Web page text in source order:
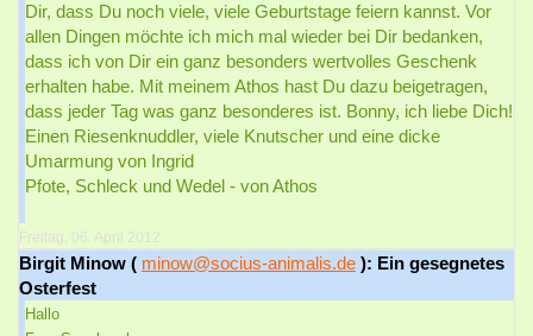
Dir, dass Du noch viele, viele Geburtstage feiern kannst. Vor
allen Dingen möchte ich mich mal wieder bei Dir bedanken,
dass ich von Dir ein ganz besonders wertvolles Geschenk
erhalten habe. Mit meinem Athos hast Du dazu beigetragen,
dass jeder Tag was ganz besonderes ist. Bonny, ich liebe Dich!
Einen Riesenknuddler, viele Knutscher und eine dicke
Umarmung von Ingrid
Pfote, Schleck und Wedel - von Athos
Freitag, 06. April 2012
Birgit Minow ( minow@socius-animalis.de ): Ein gesegnetes
Osterfest
Hallo